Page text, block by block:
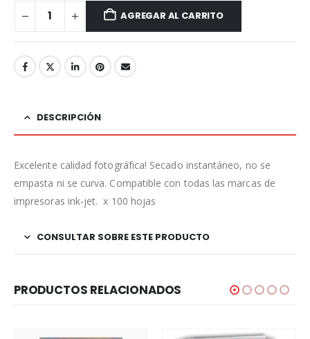
AGREGAR AL CARRITO
DESCRIPCIÓN
Excelente calidad fotográfica! Secado instantáneo, no se
empasta ni se curva. Compatible con todas las marcas de
impresoras ink-jet. x 100 hojas
CONSULTAR SOBRE ESTE PRODUCTO
PRODUCTOS RELACIONADOS